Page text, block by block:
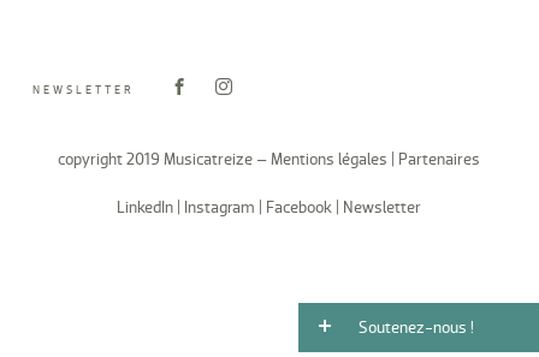
Soutenez-nous !
NEWSLETTER
copyright 2019 Musicatreize –Mentions légales Partenaires
LinkedIn Instagram Facebook Newsletter